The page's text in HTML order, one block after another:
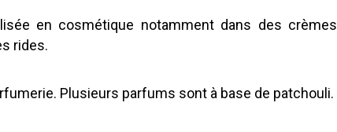
en cosmétique notamment dans des crèmes
rides.
Plusieurs parfums sont à base de patchouli.